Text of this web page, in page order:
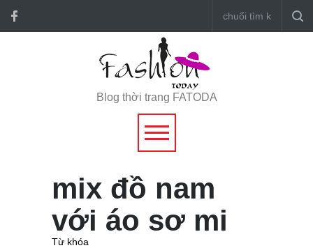
Blog thời trang FATODA
mix đồ nam
với áo sơ mi
Từ khóa